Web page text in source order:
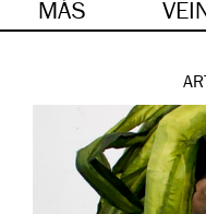
MÁS